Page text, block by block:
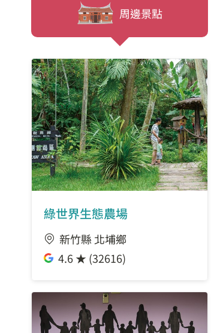
周邊景點
綠世界生態農場
新竹縣 北埔鄉
4.6 ★ (32616)